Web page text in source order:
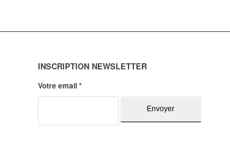
INSCRIPTION NEWSLETTER
Votre email*